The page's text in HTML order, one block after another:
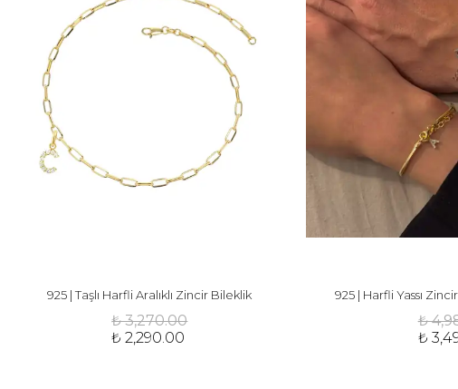
925 | Taşlı Harfli Aralıklı Zincir Bileklik
₺ 3,270.00
₺ 2,290.00
925 | Harfli Yassı
₺
₺